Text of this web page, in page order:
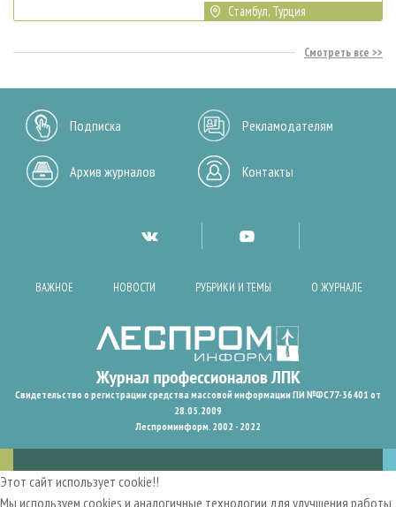
Стамбул, Турция
Смотреть все
Подписка Рекламодателям
Архив журналов Контакты
ВАЖНОЕ НОВОСТИ РУБРИКИ И ТЕМЫ О ЖУРНАЛЕ
Свидетельство о регистрации средства массовой информации ПИ №ФС77-36401 от
28.05.2009
Леспроминформ. 2002 - 2022
Этот сайт использует cookie!!
Мы используем cookies и аналогичные технологии для улучшения работы